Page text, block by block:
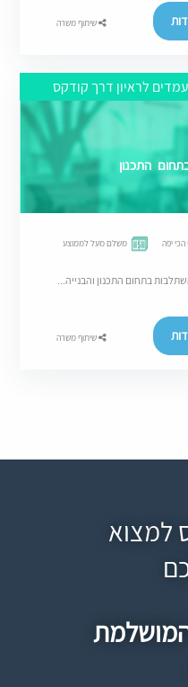
שיתוף משרה
לראיון דרך קודקס
התכנון
יפה משלם מעל לממוצע
בתחום התכנון והבנייה...
שיתוף משרה
למצוא